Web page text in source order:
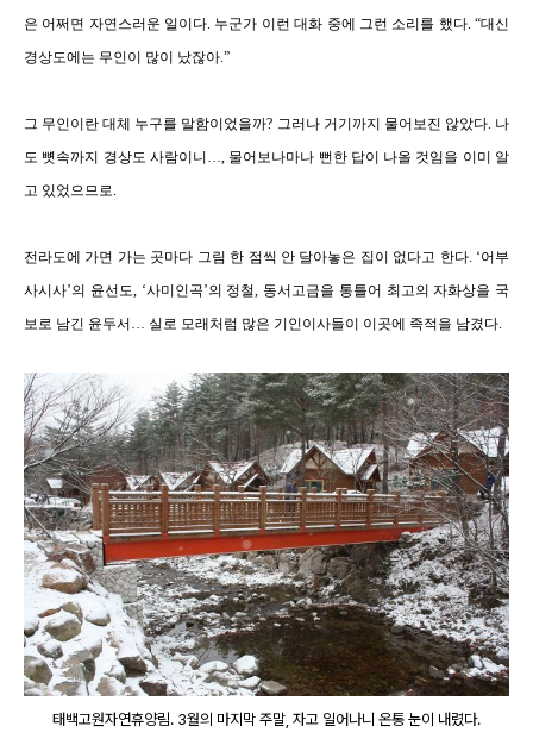
은 어쩌면 자연스러운 일이다. 누군가 이런 대화 중에 그런 소리를 했다.“대신
경상도에는 무인이 많이 났잖아.”
그 무인이란 대체 누구를 말함이었을까? 그러나 거기까지 물어보진 않았다. 나
도 뼛속까지 경상도 사람이니…, 물어보나마나 뻔한 답이 나올 것임을 이미 알
고 있었으므로.
전라도에 가면 가는 곳마다 그림 한 점씩 안 달아놓은 집이 없다고 한다. ‘어부
사시사’의 윤선도, ‘사미인곡’의 정철, 동서고금을 통틀어 최고의 자화상을 국
보로 남긴 윤두서 … 실로 모래처럼 많은 기인이사들이 이곳에 족적을 남겼다.
태백고원자연휴양림. 3월의 마지막 주말, 자고 일어나니 온통 눈이 내렸다.